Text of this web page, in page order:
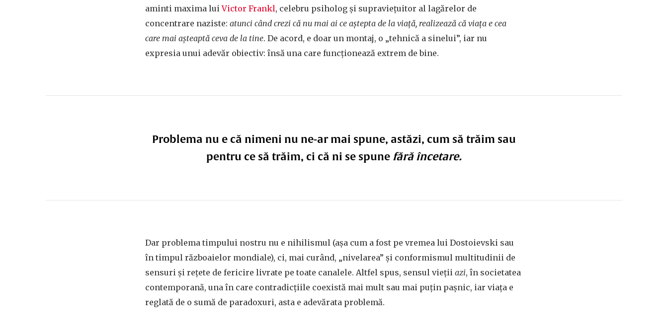
aminti maxima luiVictor Frankl, celebru psiholog şi supravieţuitor al lagărelor de
concentrare naziste: atunci când crezi că nu mai ai ce aştepta de la viaţă, realizează că viaţa e cea
care mai aşteaptă ceva de la tine. De acord, e doar un montaj, o „tehnică a sinelui”, iar nu
expresia unui adevăr obiectiv: însă una care funcţionează extrem de bine.
Problema nu e că nimeni nu ne-ar mai spune, astăzi, cum să trăim sau
pentru ce să trăim, ci că ni se spune fără încetare.
Dar problema timpului nostru nu e nihilismul (aşa cum a fost pe vremea lui Dostoievski sau
în timpul războaielor mondiale), ci, mai curând, „nivelarea” şi conformismul multitudinii de
sensuri şi reţete de fericire livrate pe toate canalele. Altfel spus, sensul vieţii azi, în societatea
contemporană, una în care contradicţiile coexistă mai mult sau mai puţin paşnic, iar viaţa e
reglată de o sumă de paradoxuri, asta e adevărata problemă.